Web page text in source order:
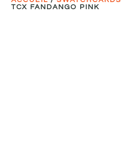
TCX FANDANGO PINK